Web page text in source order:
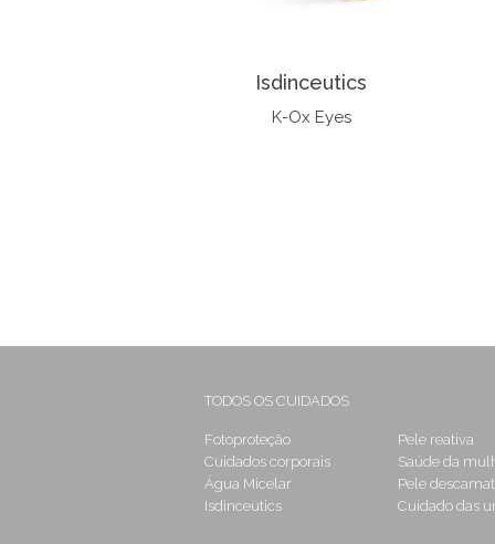
Isdinceutics
K-Ox Eyes
TODOS OS CUIDADOS
Fotoproteção
Cuidados corporais
Água Micelar
Isdinceutics
Pele reativa
Saúde da
Pele
Cuidado das